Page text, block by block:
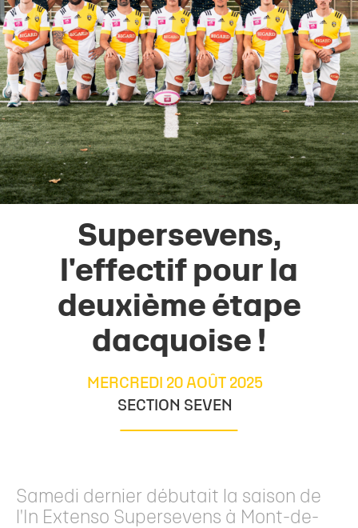
Supersevens,
l'effectif pour la
deuxième étape
dacquoise !
MERCREDI 20 AOÛT 2025
SECTION SEVEN
Samedi dernier débutait la saison de
l'In Extenso Supersevens à Mont-de-